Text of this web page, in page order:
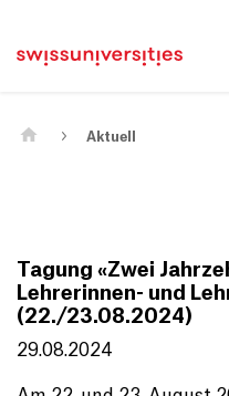
Main Navigation
Inhalt
Metanavigation
Aktuell
Tagung «Zwei
Lehrerinnen- und
(22./23.08.2024)
29.08.2024